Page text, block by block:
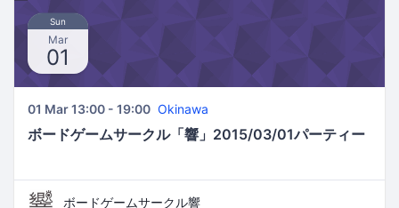
Sun
Mar
01
01 Mar 13:00 - 19:00 Okinawa
ボードゲームサークル「響」2015/03/01パーティー
ボードゲームサークル響